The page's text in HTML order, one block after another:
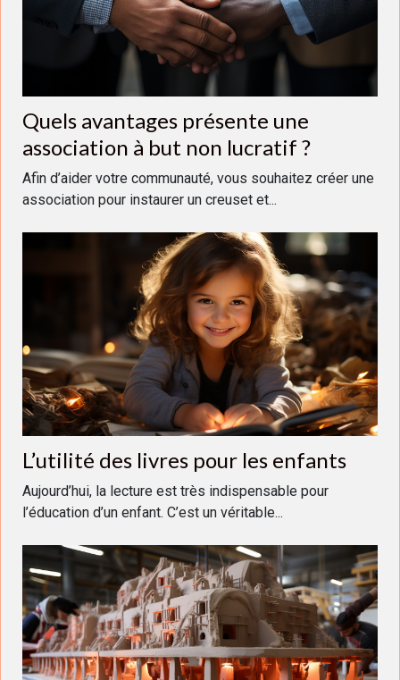
Quels avantages présente une
association à but non lucratif ?
Afin d’aider votre communauté, vous souhaitez créer une
association pour instaurer un creuset et...
L’utilité des livres pour les enfants
Aujourd’hui, la lecture est très indispensable pour
l’éducation d’un enfant. C’est un véritable...